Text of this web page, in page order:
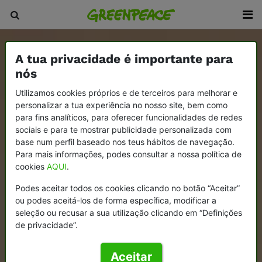
A tua privacidade é importante para
nós
Utilizamos cookies próprios e de terceiros para melhorar e
personalizar a tua experiência no nosso site, bem como
para fins analíticos, para oferecer funcionalidades de redes
sociais e para te mostrar publicidade personalizada com
base num perfil baseado nos teus hábitos de navegação.
Para mais informações, podes consultar a nossa política de
cookies AQUI.
Podes aceitar todos os cookies clicando no botão “Aceitar”
ou podes aceitá-los de forma específica, modificar a
seleção ou recusar a sua utilização clicando em “Definições
de privacidade”.
Aceitar